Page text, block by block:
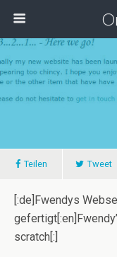
Teilen Tweet
[:de]Fwendys
scratch[:]